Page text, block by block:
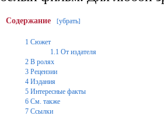
Содержание [убрать]
1 Сюжет
1.1 От издателя
2 В ролях
3 Рецензии
4 Издания
5 Интересные факты
6 См. также
7 Ссылки